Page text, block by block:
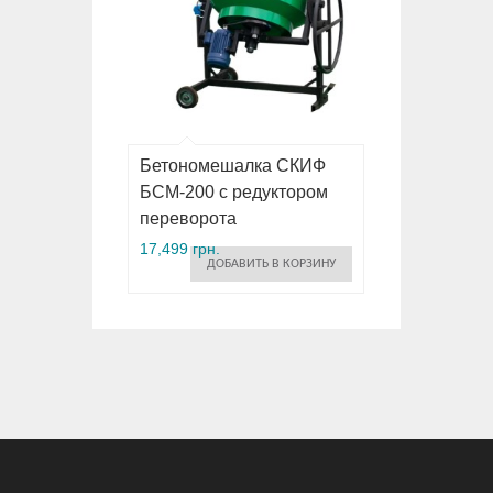
Бетономешалка СКИФ
БСМ-200 с редуктором
переворота
17,499 грн.
ДОБАВИТЬ В КОРЗИНУ